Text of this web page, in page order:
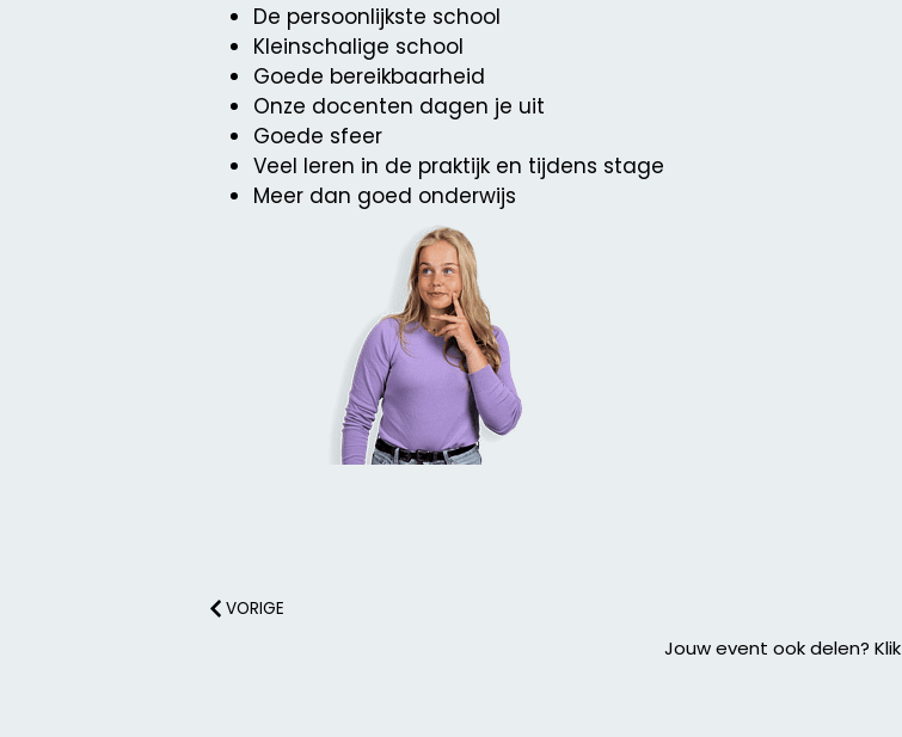
De persoonlijkste school
Kleinschalige school
Goede bereikbaarheid
Onze docenten dagen je uit
Goede sfeer
Veel leren in de praktijk en tijdens stage
Meer dan goed onderwijs
VORIGE
Jouw event ook delen? Klik